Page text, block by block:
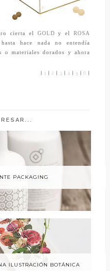
cierta el GOLD y elROSA
hace nada no entendía
o materiales dorados y ahora
1 2 3 4 5 6
PACKAGING
ILUSTRACIÓN BOTÁNICA